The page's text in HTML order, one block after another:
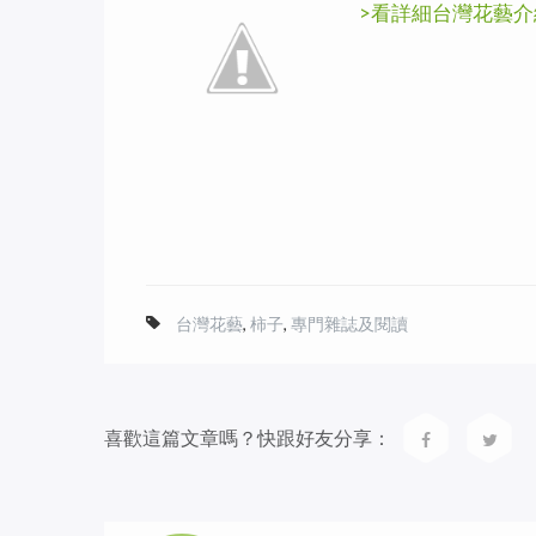
>看詳細台灣花藝
台灣花藝, 柿子, 專門雜誌及閱讀
喜歡這篇文章嗎？快跟好友分享：